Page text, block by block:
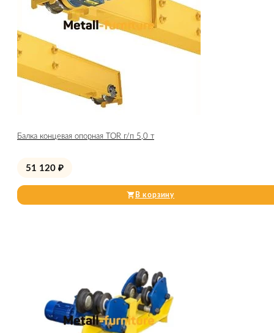
Балка концевая опорная TOR г/п 5,0 т
51 120 ₽
В корзину